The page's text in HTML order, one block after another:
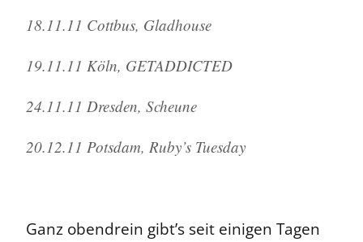
18.11.11 Cottbus, Gladhouse
19.11.11 Köln, GETADDICTED
24.11.11 Dresden, Scheune
20.12.11 Potsdam, Ruby’s Tuesday
Ganz obendrein gibt’s seit einigen Tagen